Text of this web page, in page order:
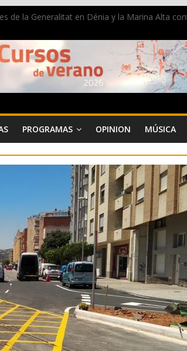
de la Generalitat en Dénia y la Marina Alta
agosto a figuras nacionales e
de la ciudad y dan inicio a las fiestas en
a disfrutar de la fiesta sin alcohol
PROGRAMAS OPINION MÚSICA